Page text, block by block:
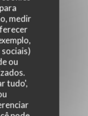
medir
ou
tudo',